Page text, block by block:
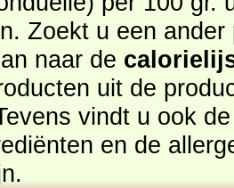
Zoekt u een
naar de
uit de
en de allergenen informatie